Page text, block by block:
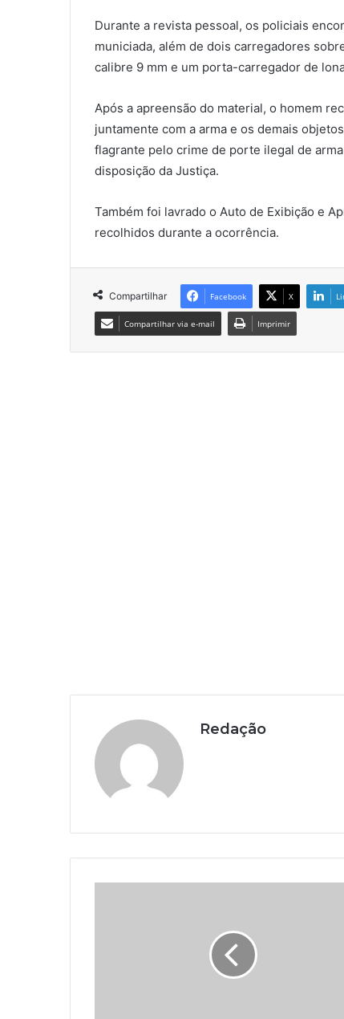
Durante a revista pessoal, os policiais
municiada, além de dois carregadores
calibre 9 mm e um porta-carregador de
Após a apreensão do material, o homem
juntamente com a arma e os demais
flagrante pelo crime de porte ilegal de
disposição da Justiça.
Também foi lavrado o Auto de Exibição e
recolhidos durante a ocorrência.
Compartilhar Facebook X
Compartilhar via e-mail Imprimir
Redação